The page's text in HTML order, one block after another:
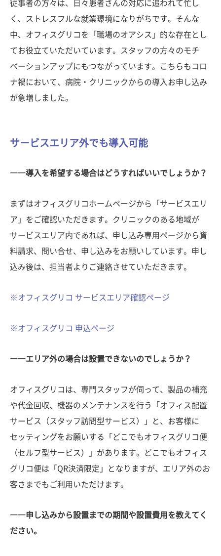
従事者の方々は、日々患者さんの対応に追われて忙し
く、ストレスフルな就業環境になりがちです。そんな
中、オフィスグリコを「職場のオアシス」的な存在とし
てお役立ていただいています。スタッフの方々のモチ
ベーションアップにもつながっています。こちらもコロ
ナ禍において、病院・クリニックからの導入お申し込み
が急増しました。
サービスエリア外でも導入可能
――導入を希望する場合はどうすればいいでしょうか？
まずはオフィスグリコホームページから「サービスエリ
ア」をご確認いただきます。クリニックのある地域が
サービスエリア内であれば、申し込み専用ページから資
料請求、問い合せ、申し込みをお願いしています。申し
込み後は、担当者よりご連絡させていただきます。
※オフィスグリコ サービスエリア確認ページ
※オフィスグリコ 申込ページ
――エリア外の場合は設置できないのでしょうか？
オフィスグリコは、専門スタッフが伺って、製品の補充
や代金回収、機器のメンテナンスを行う「オフィス配置
サービス（スタッフ訪問型サービス）」と、お客様に
セッティングをお願いする「どこでもオフィスグリコ便
（セルフ型サービス）」があります。どこでもオフィス
グリコ便は「QR決済限定」となりますが、エリア外のお
客さまでもご利用いただけます。
――申し込みから設置までの期間や設置費用を教えてく
ださい。